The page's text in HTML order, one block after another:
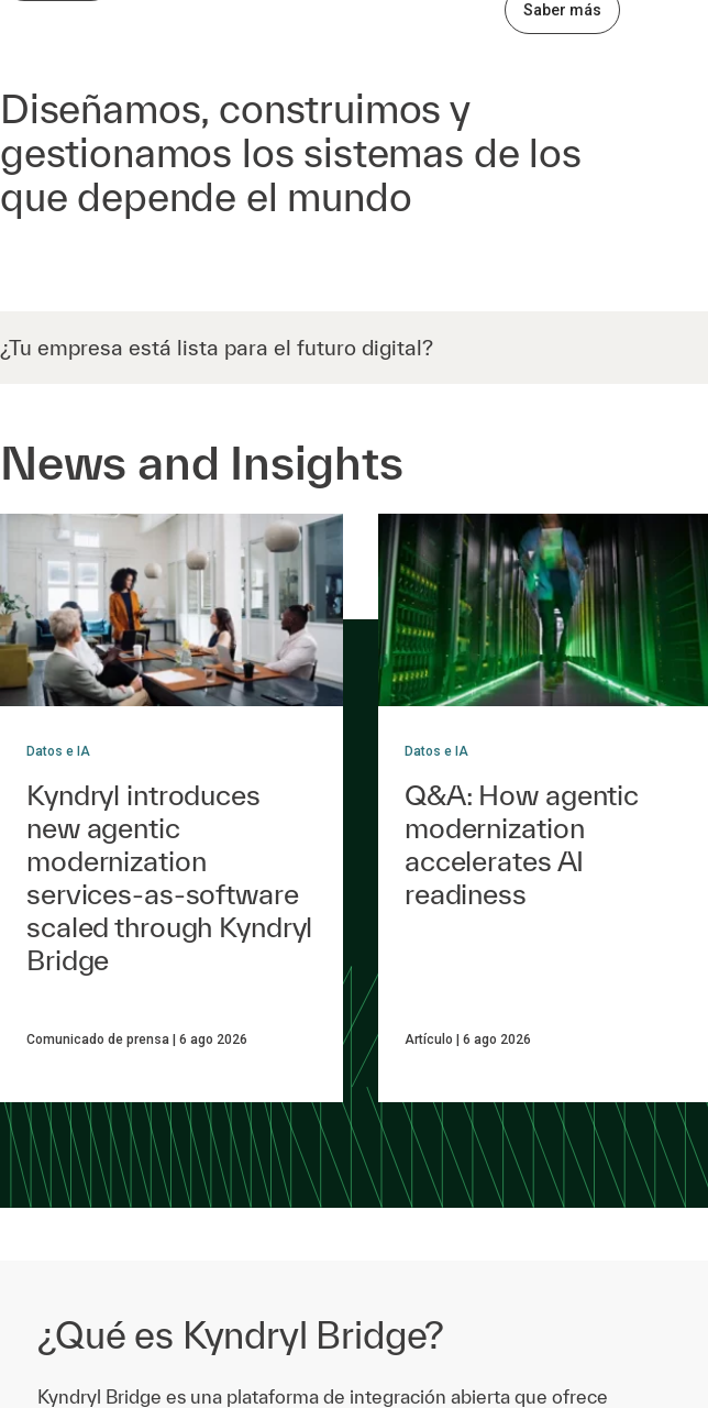
Saber más
Diseñamos, construimos y
gestionamos los sistemas de los
que depende el mundo
¿Tu empresa está lista para el futuro digital?
News and Insights
Datos e IA
Kyndryl introduces
new agentic
modernization
services-as-software
scaled through Kyndryl
Bridge
Comunicado de prensa 6 ago 2026
Datos e IA
Q&A: How agentic
modernization
accelerates AI
readiness
Artículo 6 ago 2026
¿Qué es Kyndryl Bridge?
Kyndryl Bridge es una plataforma de integración abierta que ofrece